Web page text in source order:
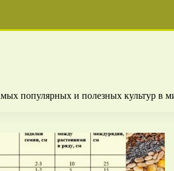
популярных и полезных культур в